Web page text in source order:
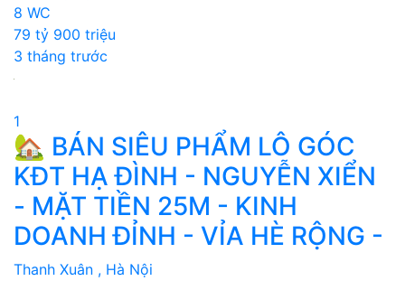
8 WC
79 tỷ 900 triệu
3 tháng trước
1
🏡 BÁN SIÊU PHẨM LÔ GÓC
KĐT HẠ ĐÌNH - NGUYỄN XIỂN
- MẶT TIỀN 25M - KINH
DOANH ĐỈNH - VỈA HÈ RỘNG -
Thanh Xuân , Hà Nội